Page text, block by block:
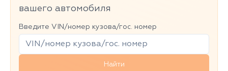
вашего автомобиля
Введите VIN/номер кузова/гос. номер
Найти